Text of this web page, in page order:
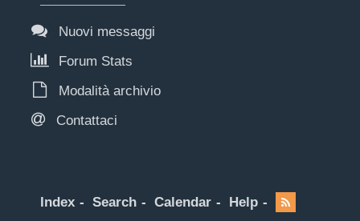
Nuovi messaggi
Forum Stats
Modalità archivio
Contattaci
Index Search Calendar Help